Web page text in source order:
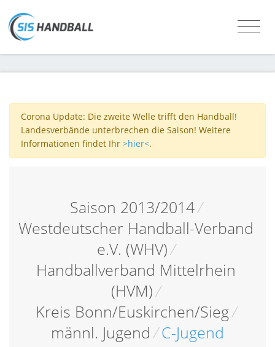
Corona Update: Die zweite Welle trifft den Handball!
Landesverbände unterbrechen die Saison! Weitere
Informationen findet Ihr >hier<.
Saison 2013/2014/
Westdeutscher Handball-Verband
e.V. (WHV)/
Handballverband Mittelrhein
(HVM)/
Kreis Bonn/Euskirchen/Sieg/
männl. Jugend /C-Jugend